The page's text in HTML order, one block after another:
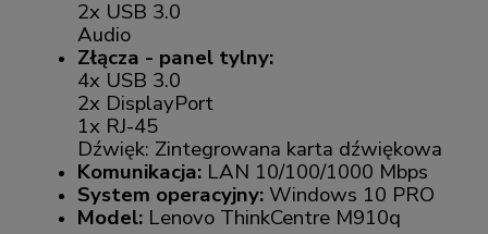
2x USB 3.0
Audio
Złącza - panel tylny:
4x USB 3.0
2x DisplayPort
1x RJ-45
Dźwięk: Zintegrowana karta dźwiękowa
Komunikacja: LAN 10/100/1000 Mbps
System operacyjny:Windows 10 PRO
Model: Lenovo ThinkCentre M910q